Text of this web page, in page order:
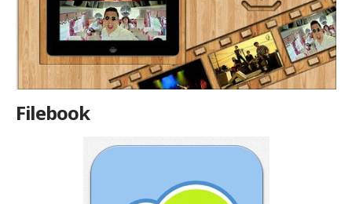
Filebook